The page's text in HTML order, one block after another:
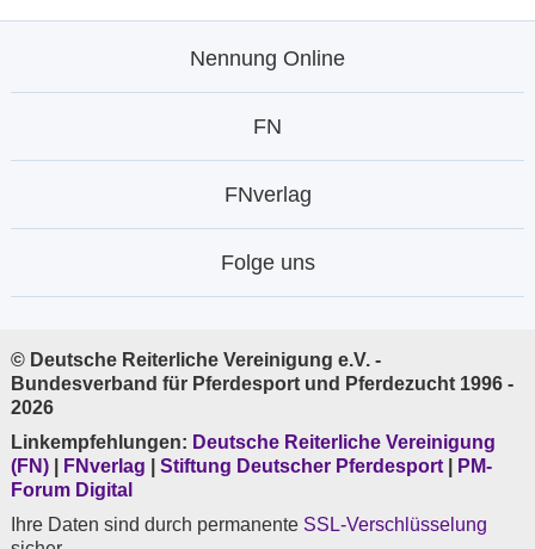
Nennung Online
FN
FNverlag
Folge uns
© Deutsche Reiterliche Vereinigung e.V. -
Bundesverband für Pferdesport und Pferdezucht 1996 -
2026
Linkempfehlungen: Deutsche Reiterliche Vereinigung
(FN)
FNverlag Stiftung Deutscher Pferdesport
PM-
Forum Digital
Ihre Daten sind durch permanente SSL-Verschlüsselung